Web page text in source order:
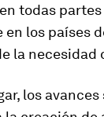
todas
los países
la necesidad
los